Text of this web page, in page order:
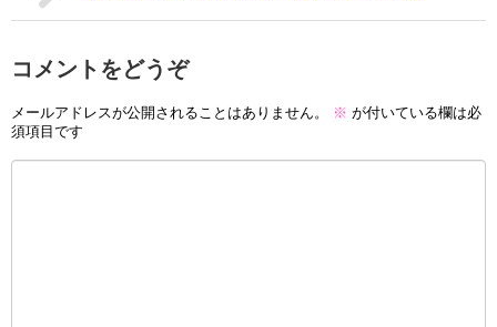
コメントをどうぞ
メールアドレスが公開されることはありません。 ※ が付いている欄は必
須項目です